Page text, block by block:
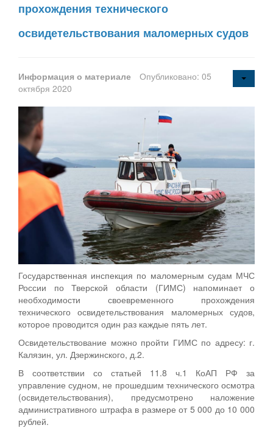
прохождения технического
освидетельствования маломерных судов
Информация о материале
Опубликовано: 05
октября 2020
Государственная инспекция по маломерным судам МЧС
России по Тверской области (ГИМС) напоминает о
необходимости своевременного прохождения
технического освидетельствования маломерных судов,
которое проводится один раз каждые пять лет.
Освидетельствование можно пройти ГИМС по адресу: г.
Калязин, ул. Дзержинского, д.2.
В соответствии со статьей 11.8 ч.1 КоАП РФ за
управление судном, не прошедшим технического осмотра
(освидетельствования), предусмотрено наложение
административного штрафа в размере от 5 000 до 10 000
рублей.